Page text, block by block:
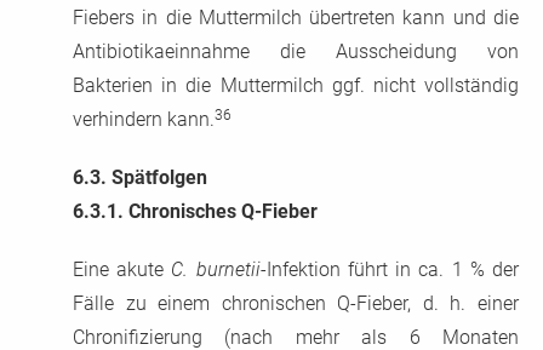
Fiebers in die Muttermilch übertreten kann und die
Antibiotikaeinnahme die Ausscheidung von
Bakterien in die Muttermilch ggf. nicht vollständig
verhindern kann.36
6.3. Spätfolgen
6.3.1. Chronisches Q-Fieber
Eine akute C. burnetii-Infektion führt in ca. 1 % der
Fälle zu einem chronischen Q-Fieber, d. h. einer
Chronifizierung (nach mehr als 6 Monaten